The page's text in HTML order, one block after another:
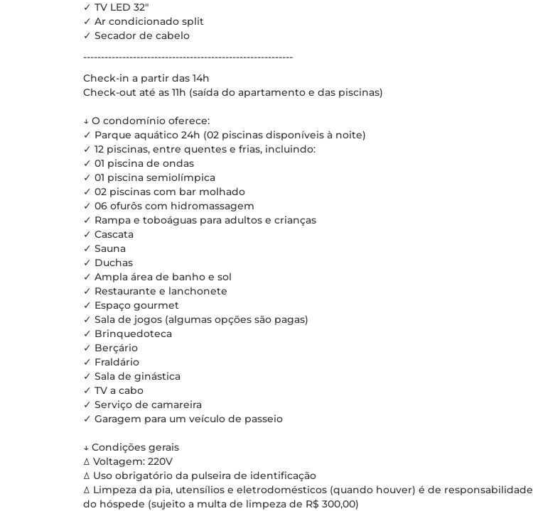
✓ TV LED 32"
✓ Ar condicionado split
✓ Secador de cabelo
-----------------------------------------------------------
Check-in a partir das 14h
Check-out até as 11h (saída do apartamento e das piscinas)
↓ O condomínio oferece:
✓ Parque aquático 24h (02 piscinas disponíveis à noite)
✓ 12 piscinas, entre quentes e frias, incluindo:
✓ 01 piscina de ondas
✓ 01 piscina semiolímpica
✓ 02 piscinas com bar molhado
✓ 06 ofurôs com hidromassagem
✓ Rampa e toboáguas para adultos e crianças
✓ Cascata
✓ Sauna
✓ Duchas
✓ Ampla área de banho e sol
✓ Restaurante e lanchonete
✓ Espaço gourmet
✓ Sala de jogos (algumas opções são pagas)
✓ Brinquedoteca
✓ Berçário
✓ Fraldário
✓ Sala de ginástica
✓ TV a cabo
✓ Serviço de camareira
✓ Garagem para um veículo de passeio
↓ Condições gerais
ꕔ Voltagem: 220V
ꕔ Uso obrigatório da pulseira de identificação
ꕔ Limpeza da pia, utensílios e eletrodomésticos (quando houver) é de responsabilidade
do hóspede (sujeito a multa de limpeza de R$ 300,00)